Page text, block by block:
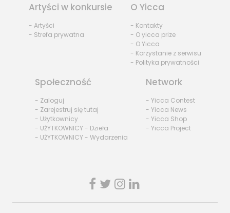
Artyści w konkursie
- Artyści
- Strefa prywatna
O Yicca
- Kontakty
- O yicca prize
- O Yicca
- Korzystanie z serwisu
- Polityka prywatności
Społeczność
- Zaloguj
- Zarejestruj się tutaj
- Użytkownicy
- UŻYTKOWNICY - Dzieła
- UŻYTKOWNICY - Wydarzenia
Network
- Yicca Contest
- Yicca News
- Yicca Shop
- Yicca Project